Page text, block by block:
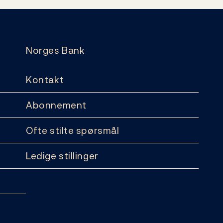
Norges Bank
Kontakt
Abonnement
Ofte stilte spørsmål
Ledige stillinger